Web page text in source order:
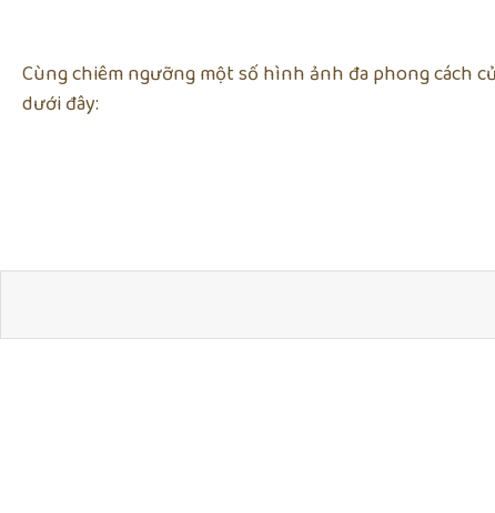
Cùng chiêm ngưỡng một số hình ảnh đa phong cách
dưới đây: